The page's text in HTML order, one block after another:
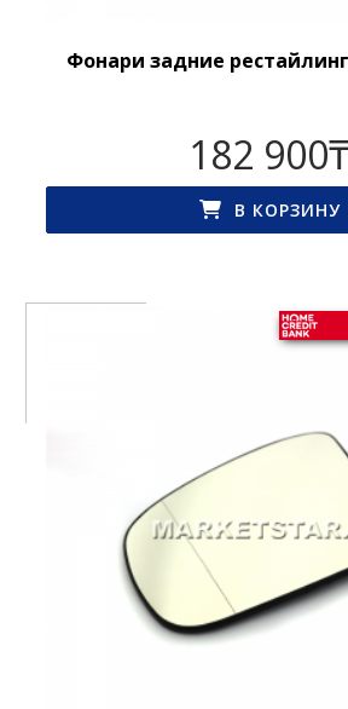
Фонари задние рестайлинг
182 900₸
В КОРЗИНУ